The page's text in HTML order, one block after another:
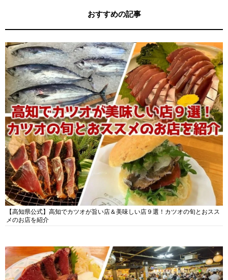
おすすめの記事
【高知県公式】高知でカツオが旨い店＆美味しい店９選！カツオの旬とおスス
メのお店を紹介